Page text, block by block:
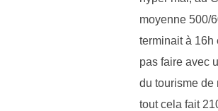
moyenne 500/
terminait à 16h
pas faire avec
du tourisme de
tout cela fait